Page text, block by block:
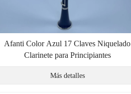
Afanti Color Azul 17 Claves Niquelado
Clarinete para Principiantes
Más detalles